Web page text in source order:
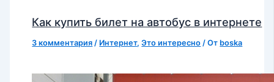
Как купить билет на автобус в интернете
3 комментария / Интернет,Это интересно / От boska